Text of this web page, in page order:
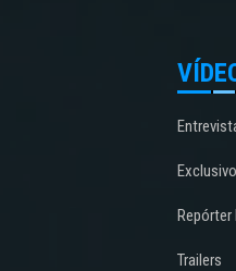
Exclusivo
Repórter
Trailers